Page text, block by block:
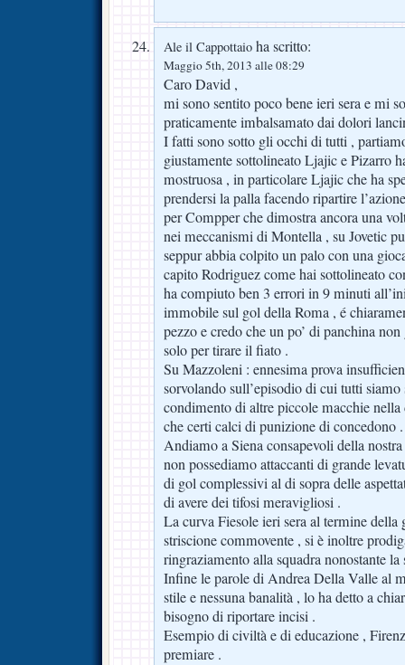
Ale il Cappottaio ha scritto:
Maggio 5th, 2013 alle 08:29
Caro David ,
mi sono sentito poco bene ieri sera e mi
praticamente imbalsamato dai dolori
I fatti sono sotto gli occhi di tutti ,
giustamente sottolineato Ljajic e Pizarro
mostruosa , in particolare Ljajic che ha
prendersi la palla facendo ripartire
per Compper che dimostra ancora una
nei meccanismi di Montella , su Jovetic
seppur abbia colpito un palo con una
capito Rodriguez come hai sottolineato
ha compiuto ben 3 errori in 9 minuti
immobile sul gol della Roma , é
pezzo e credo che un po’ di panchina
solo per tirare il fiato .
Su Mazzoleni : ennesima prova
sorvolando sull’episodio di cui tutti
condimento di altre piccole macchie
che certi calci di punizione di concedono .
Andiamo a Siena consapevoli della
non possediamo attaccanti di grande
di gol complessivi al di sopra delle
di avere dei tifosi meravigliosi .
La curva Fiesole ieri sera al termine della
striscione commovente , si è inoltre
ringraziamento alla squadra nonostante la
Infine le parole di Andrea Della Valle al
stile e nessuna banalità , lo ha detto a
bisogno di riportare incisi .
Esempio di civiltà e di educazione ,
premiare .